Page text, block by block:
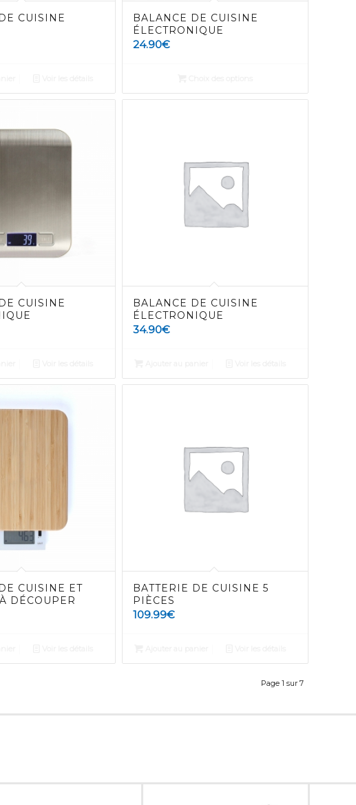
CUISINE
BALANCE DE CUISINE
ÉLECTRONIQUE
24.90€
CUISINE
BALANCE DE CUISINE
ÉLECTRONIQUE
34.90€
CUISINE ET
DÉCOUPER
BATTERIE DE CUISINE 5
PIÈCES
109.99€
Page 1 sur 7